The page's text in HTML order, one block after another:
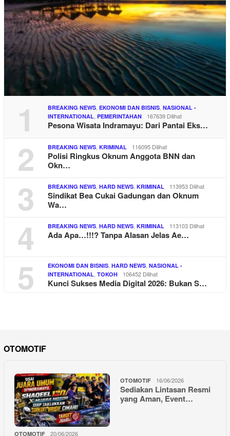
1 BREAKING NEWS EKONOMI DAN BISNIS NASIONAL -
INTERNATIONAL PEMERINTAHAN 167639 Dilihat
Pesona Wisata Indramayu: Dari Pantai Eks…
2 BREAKING NEWS KRIMINAL 116095 Dilihat
Polisi Ringkus Oknum Anggota BNN dan
Okn…
3 BREAKING NEWS HARD NEWS KRIMINAL 113953 Dilihat
Sindikat Bea Cukai Gadungan dan Oknum
Wa…
4 BREAKING NEWS HARD NEWS KRIMINAL 113103 Dilihat
Ada Apa…!!!? Tanpa Alasan Jelas Ae…
5 EKONOMI DAN BISNIS HARD NEWS NASIONAL -
INTERNATIONAL TOKOH 106452 Dilihat
Kunci Sukses Media Digital 2026: Bukan S…
OTOMOTIF
OTOMOTIF 20/06/2026
OTOMOTIF 16/06/2026
Sediakan Lintasan Resmi
yang Aman, Event…